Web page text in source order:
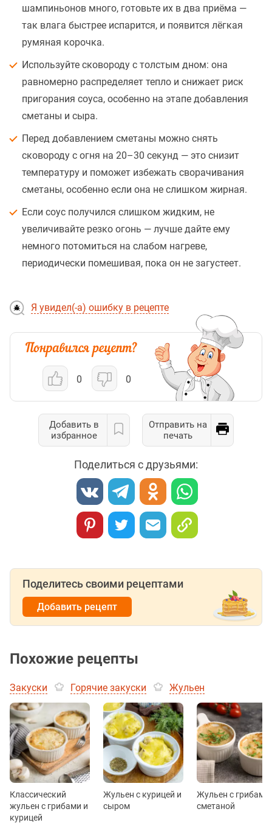
шампиньонов много, готовьте их в два приёма —
так влага быстрее испарится, и появится лёгкая
румяная корочка.
Используйте сковороду с толстым дном: она
равномерно распределяет тепло и снижает риск
пригорания соуса, особенно на этапе добавления
сметаны и сыра.
Перед добавлением сметаны можно снять
сковороду с огня на 20–30 секунд — это снизит
температуру и поможет избежать сворачивания
сметаны, особенно если она не слишком жирная.
Если соус получился слишком жидким, не
увеличивайте резко огонь — лучше дайте ему
немного потомиться на слабом нагреве,
периодически помешивая, пока он не загустеет.
Я увидел(-а) ошибку в рецепте
0 0
Добавить в
избранное
Отправить на
печать
Поделиться с друзьями:
Поделитесь своими рецептами
Добавить рецепт
Похожие рецепты
Закуски Горячие закуски Жульен
Классический
жульен с грибами и
курицей
Жульен с курицей и
сыром
Жульен с грибами
сметаной